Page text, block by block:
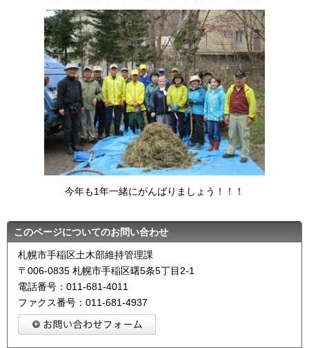
今年も1年一緒にがんばりましょう！！！
このページについてのお問い合わせ
札幌市手稲区土木部維持管理課
〒006-0835 札幌市手稲区曙5条5丁目2-1
電話番号：011-681-4011
ファクス番号：011-681-4937